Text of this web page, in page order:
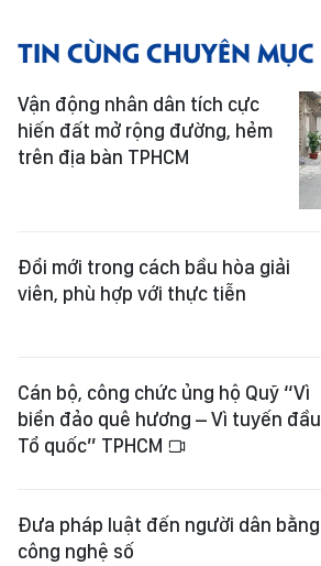
TIN CÙNG CHUYÊN MỤC
Vận động nhân dân tích cực
hiến đất mở rộng đường, hẻm
trên địa bàn TPHCM
Đổi mới trong cách bầu hòa giải
viên, phù hợp với thực tiễn
Cán bộ, công chức ủng hộ Quỹ “Vì
biển đảo quê hương – Vì tuyến đầu
Tổ quốc” TPHCM
Đưa pháp luật đến người dân bằng
công nghệ số